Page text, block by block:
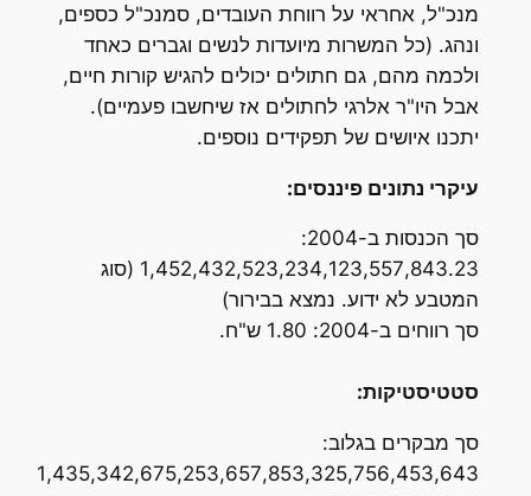
מנכ"ל, אחראי על רווחת העובדים, סמנכ"ל כספים,
ונהג. (כל המשרות מיועדות לנשים וגברים כאחד
ולכמה מהם, גם חתולים יכולים להגיש קורות חיים,
אבל היו"ר אלרגי לחתולים אז שיחשבו פעמיים).
יתכנו איושים של תפקידים נוספים.
עיקרי נתונים פיננסים:
סך הכנסות ב-2004:
1,452,432,523,234,123,557,843.23 (סוג
המטבע לא ידוע. נמצא בבירור)
סך רווחים ב-2004: 1.80 ש"ח.
סטטיסטיקות:
סך מבקרים בגלוב:
1,435,342,675,253,657,853,325,756,453,643